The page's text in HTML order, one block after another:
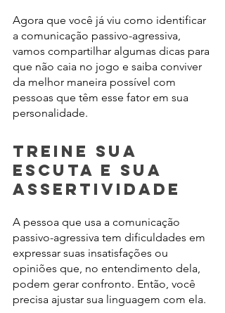
Agora que você já viu como identificar
a comunicação passivo-agressiva,
vamos compartilhar algumas dicas para
que não caia no jogo e saiba conviver
da melhor maneira possível com
pessoas que têm esse fator em sua
personalidade.
Treine sua
escuta e sua
assertividade
A pessoa que usa a comunicação
passivo-agressiva tem dificuldades em
expressar suas insatisfações ou
opiniões que, no entendimento dela,
podem gerar confronto. Então, você
precisa ajustar sua linguagem com ela.